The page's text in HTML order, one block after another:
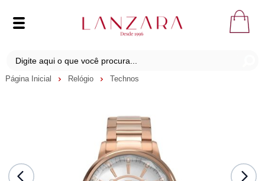
Página Inicial Relógio Technos